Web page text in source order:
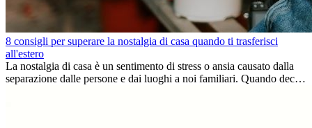
8 consigli per superare la nostalgia di casa quando ti trasferisci
all'estero
La nostalgia di casa è un sentimento di stress o ansia causato dalla
separazione dalle persone e dai luoghi a noi familiari. Quando decidi